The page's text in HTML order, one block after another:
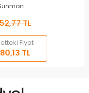
TL
Fiyat
TL